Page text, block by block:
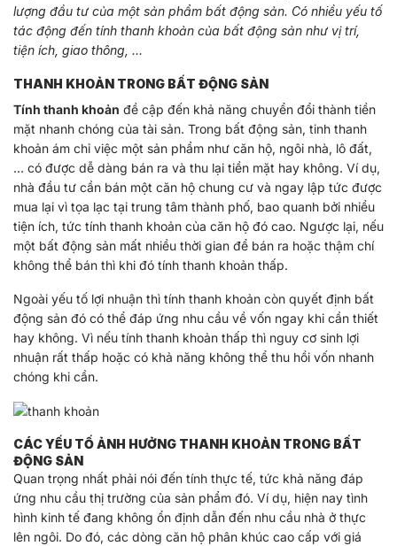
lượng đầu tư của một sản phẩm bất động sản. Có nhiều yếu tố
tác động đến tính thanh khoản của bất động sản như vị trí,
tiện ích, giao thông, …
THANH KHOẢN TRONG BẤT ĐỘNG SẢN
Tính thanh khoản đề cập đến khả năng chuyển đổi thành tiền
mặt nhanh chóng của tài sản. Trong bất động sản, tinh thanh
khoản ám chỉ việc một sản phẩm như căn hộ, ngôi nhà, lô đất,
… có được dễ dàng bán ra và thu lại tiền mặt hay không. Ví dụ,
nhà đầu tư cần bán một căn hộ chung cư và ngay lập tức được
mua lại vì tọa lạc tại trung tâm thành phố, bao quanh bởi nhiều
tiện ích, tức tính thanh khoản của căn hộ đó cao. Ngược lại, nếu
một bất động sản mất nhiều thời gian để bán ra hoặc thậm chí
không thể bán thì khi đó tính thanh khoản thấp.
Ngoài yếu tố lợi nhuận thì tính thanh khoản còn quyết định bất
động sản đó có thể đáp ứng nhu cầu về vốn ngay khi cần thiết
hay không. Vì nếu tính thanh khoản thấp thì nguy cơ sinh lợi
nhuận rất thấp hoặc có khả năng không thể thu hồi vốn nhanh
chóng khi cần.
CÁC YẾU TỐ ẢNH HƯỞNG THANH KHOẢN TRONG BẤT
ĐỘNG SẢN
Quan trọng nhất phải nói đến tính thực tế, tức khả năng đáp
ứng nhu cầu thị trường của sản phẩm đó. Ví dụ, hiện nay tình
hình kinh tế đang không ổn định dẫn đến nhu cầu nhà ở thực
lên ngôi. Do đó, các dòng căn hộ phân khúc cao cấp với giá